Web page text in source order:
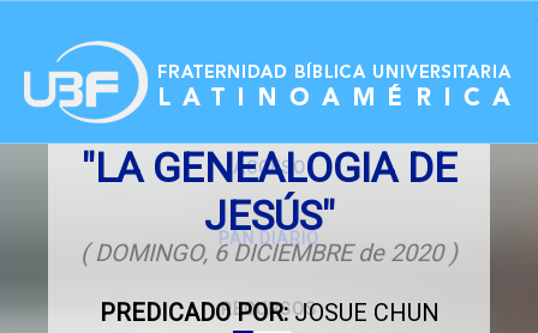
ACCESO
PAN DIARIO
RECURSOS
"LA GENEALOGIA DE
JESÚS"
( DOMINGO, 6 DICIEMBRE de 2020 )
PREDICADO POR:JOSUE CHUN